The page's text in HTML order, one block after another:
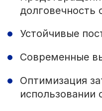
долговечность
Устойчивые
Современные
Оптимизация
использовании